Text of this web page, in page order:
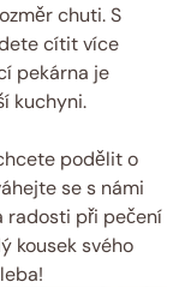
chuti. S
cítit více
pekárna je
kuchyni.
podělit o
se s námi
radosti při pečení
kousek svého